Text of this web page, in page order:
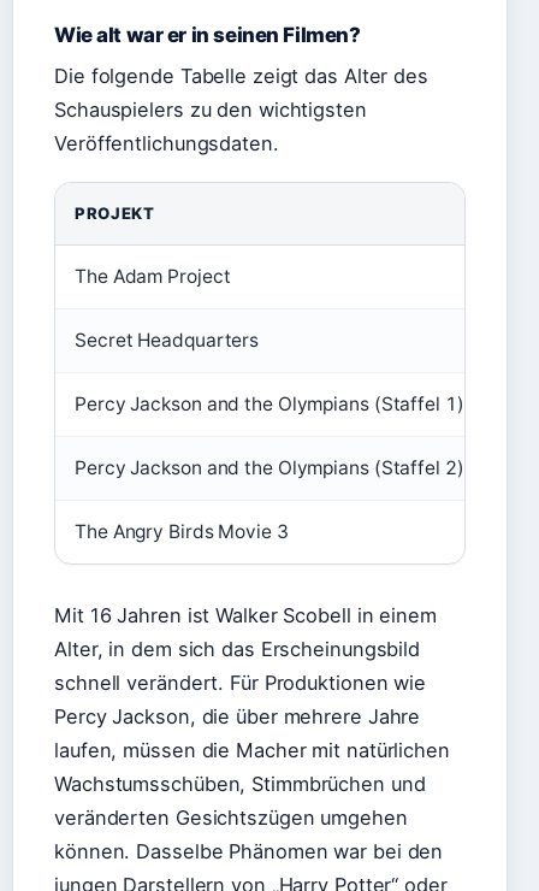
Wie alt war er in seinen Filmen?
Die folgende Tabelle zeigt das Alter des
Schauspielers zu den wichtigsten
Veröffentlichungsdaten.
PROJEKT
The Adam Project
Secret Headquarters
Percy Jackson and the Olympians (Staffel 1)
Percy Jackson and the Olympians (Staffel 2)
The Angry Birds Movie 3
Mit 16 Jahren ist Walker Scobell in einem
Alter, in dem sich das Erscheinungsbild
schnell verändert. Für Produktionen wie
Percy Jackson, die über mehrere Jahre
laufen, müssen die Macher mit natürlichen
Wachstumsschüben, Stimmbrüchen und
veränderten Gesichtszügen umgehen
können. Dasselbe Phänomen war bei den
jungen Darstellern von „Harry Potter“ oder